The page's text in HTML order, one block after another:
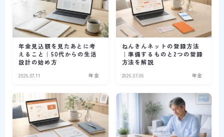
年金見込額を見たあとに考
えること｜50代からの生活
設計の始め方
2026.07.11 年金
ねんきんネットの登録方法
｜準備するものと2つの登録
方法を解説
2026.07.06 年金